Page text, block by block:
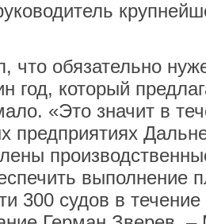
что обязательно
год, который
«Это значит в
предприятиях
выполнение
300 судов в